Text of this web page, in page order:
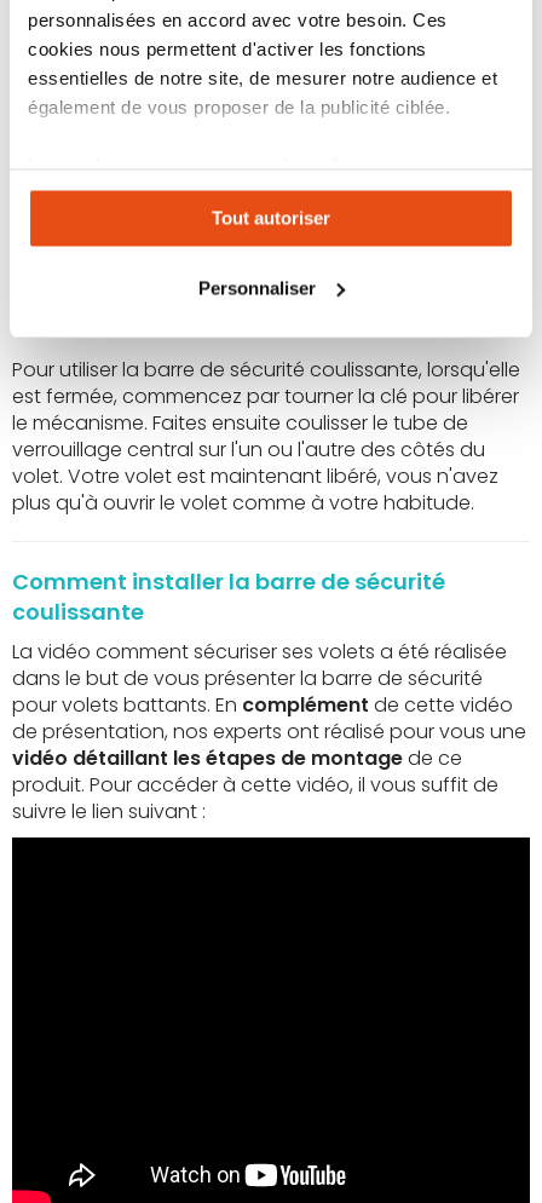
personnalisées en accord avec votre besoin. Ces
cookies nous permettent d'activer les fonctions
essentielles de notre site, de mesurer notre audience et
également de vous proposer de la publicité ciblée.
expérience personnalisée sur notre site. Vous pouvez
changer votre choix à n'importe quel moment. Refuser
tous les cookies peut limiter certaines fonctionnalités.
Tout autoriser
Personnaliser
À la fin de notre vidéo comment sécuriser ses volets,
vous avez à votre disposition une
démonstration
complète de l'utilisationde la barre de sécurité. La
barre se manipule très facilement, etne gêne pas
l'ouverture du volet.
Deuxtubes rectangulaires(L 68cm x l 6 cm x H
2cm) fixés directement sur les battants volet.
2.5cm) servant de lien entre les deux tubes
Pour utiliser la barre de sécurité coulissante, lorsqu'elle
est fermée, commencez par tourner la clé pour libérer
le mécanisme. Faites ensuite coulisser le tube de
verrouillage central sur l'un ou l'autre des côtés du
volet. Votre volet est maintenant libéré, vous n'avez
plus qu'à ouvrir le volet comme à votre habitude.
Comment installer la barre de sécurité
coulissante
La vidéo comment sécuriser ses volets a été réalisée
dans le but de vous présenter la barre de sécurité
pour volets battants. En complément de cette vidéo
de présentation, nos experts ont réalisé pour vous une
vidéo détaillant les étapes de montagede ce
produit. Pour accéder à cette vidéo, il vous suffit de
suivre le lien suivant :